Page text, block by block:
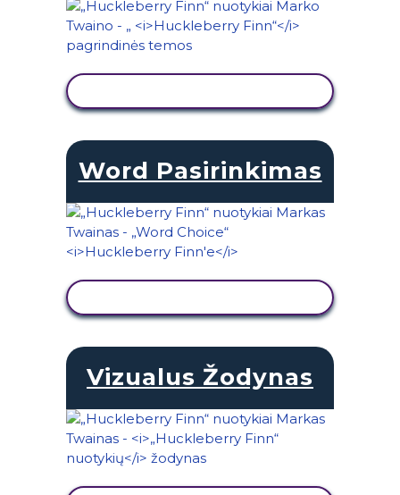
Word Pasirinkimas
Vizualus Žodynas